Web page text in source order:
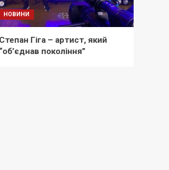
НОВИНИ
Степан Гіга – артист, який
“об’єднав покоління”